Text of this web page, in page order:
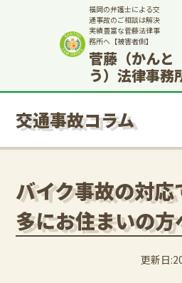
福岡の弁護士による交
通事故のご相談は解決
実績豊富な菅藤法律事
務所へ【被害者側】
菅藤（かんと
う）法律事務
交通事故コラム
バイク事故の対
多にお住まいの方
更新日